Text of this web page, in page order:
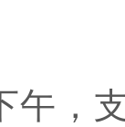
，支